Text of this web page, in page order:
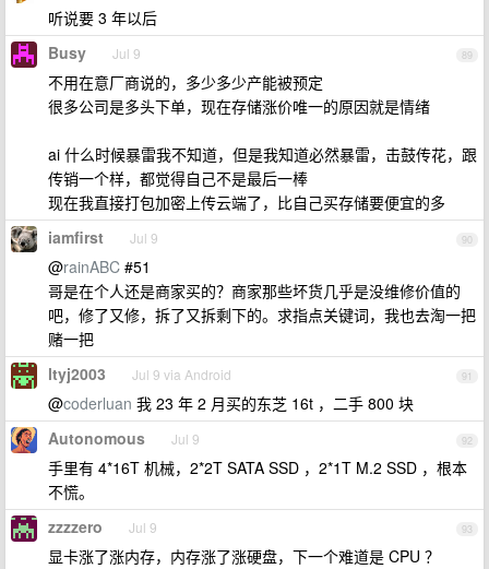
听说要 3 年以后
89
Busy Jul 9
不用在意厂商说的，多少多少产能被预定
很多公司是多头下单，现在存储涨价唯一的原因就是情绪
ai 什么时候暴雷我不知道，但是我知道必然暴雷，击鼓传花，跟
传销一个样，都觉得自己不是最后一棒
现在我直接打包加密上传云端了，比自己买存储要便宜的多
90
iamfirst Jul 9
@rainABC #51
哥是在个人还是商家买的？商家那些坏货几乎是没维修价值的
吧，修了又修，拆了又拆剩下的。求指点关键词，我也去淘一把
赌一把
91
ltyj2003 Jul 9 via Android
@coderluan 我 23 年 2 月买的东芝 16t ，二手 800 块
92
Autonomous Jul 9
手里有 4*16T 机械，2*2T SATA SSD ，2*1T M.2 SSD ，根本
不慌。
93
zzzzero Jul 9
显卡涨了涨内存，内存涨了涨硬盘，下一个难道是 CPU ？